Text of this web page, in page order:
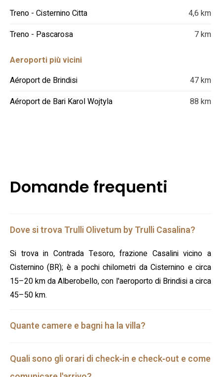
Treno - Cisternino Citta
4,6 km
Treno - Pascarosa
7 km
Aeroporti più vicini
Aéroport de Brindisi
47 km
Aéroport de Bari Karol Wojtyla
88 km
Domande frequenti
Dove si trova Trulli Olivetum by Trulli Casalina?
Si trova in Contrada Tesoro, frazione Casalini vicino a
Cisternino (BR); è a pochi chilometri da Cisternino e circa
15–20 km da Alberobello, con l'aeroporto di Brindisi a circa
45–50 km.
Quante camere e bagni ha la villa?
Quali sono gli orari di check‑in e check‑out e come